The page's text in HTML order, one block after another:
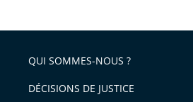
l'article
pour
QUI SOMMES-NOUS ?
DÉCISIONS DE JUSTICE